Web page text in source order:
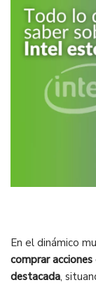
En el dinámico
comprar
destacada,